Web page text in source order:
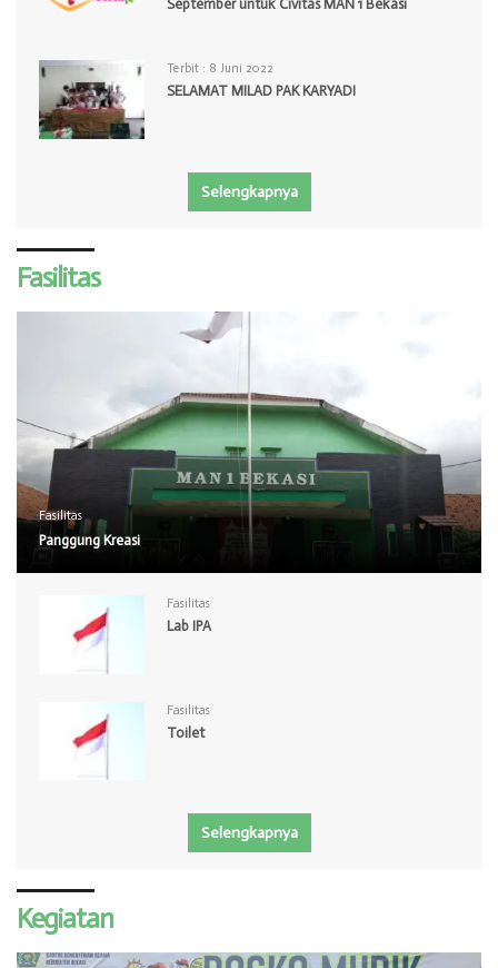
September untuk Civitas MAN 1 Bekasi
Terbit : 8 Juni 2022
SELAMAT MILAD PAK KARYADI
Selengkapnya
Fasilitas
Fasilitas
Panggung Kreasi
Fasilitas
Lab IPA
Fasilitas
Toilet
Selengkapnya
Kegiatan